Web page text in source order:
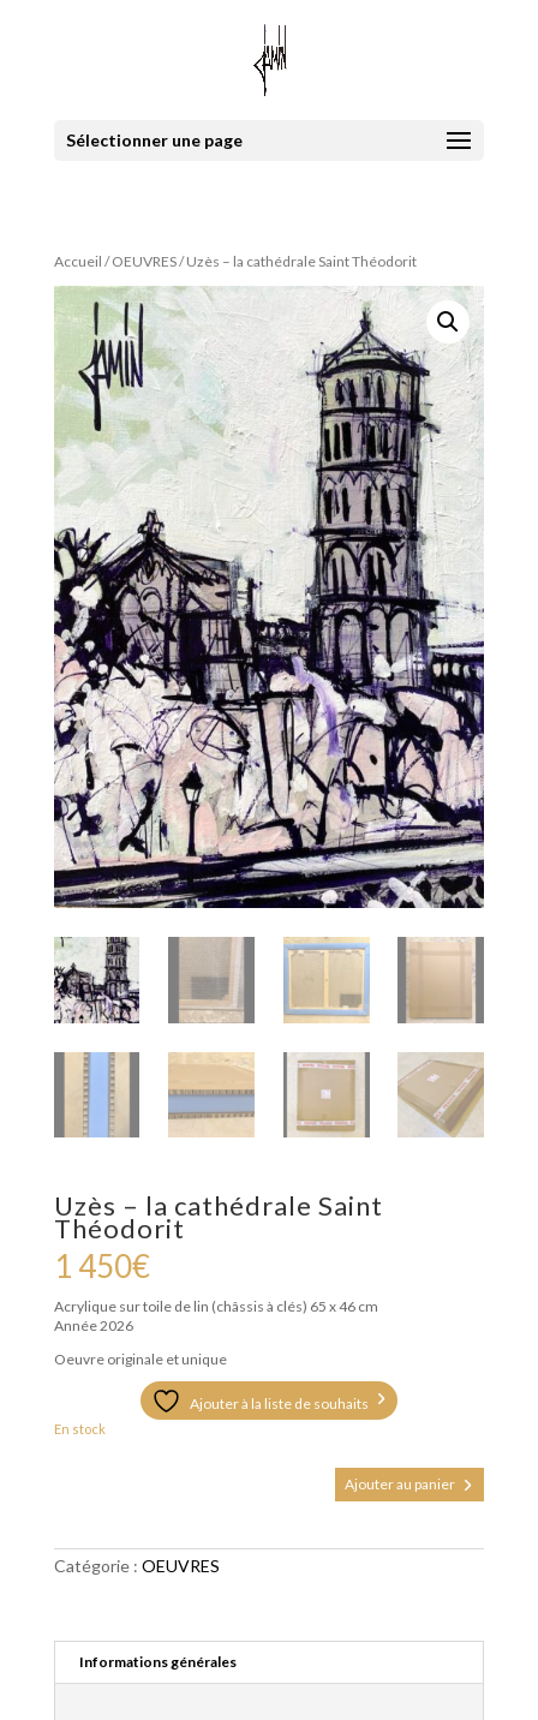
Sélectionner une page
Accueil /OEUVRES/ Uzès – la cathédrale Saint Théodorit
Uzès – la cathédrale Saint
Théodorit
1 450€
Acrylique sur toile de lin (châssis à clés) 65 x 46 cm
Année 2026
Oeuvre originale et unique
Ajouter à la liste de souhaits
En stock
la
cathédrale
Ajouter au panier
Catégorie : OEUVRES
Informations générales